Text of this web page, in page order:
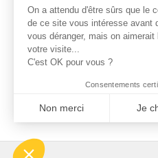
On a attendu d'être sûrs que le
de ce site vous intéresse avant
vous déranger, mais on
votre visite...
C'est OK pour vous ?
Consentements
Non merci Je
Notre plateforme vous